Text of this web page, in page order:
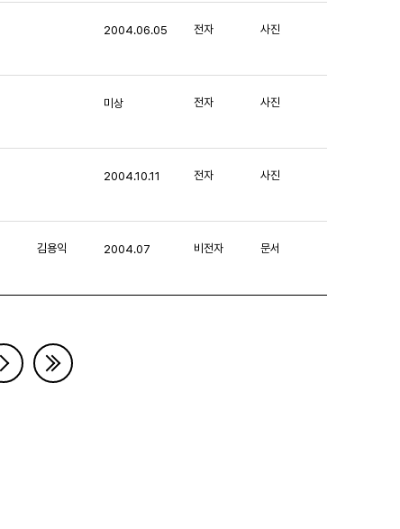
2004.06.05 전자 사진
미상 전자 사진
2004.10.11 전자 사진
김용익 2004.07 비전자 문서